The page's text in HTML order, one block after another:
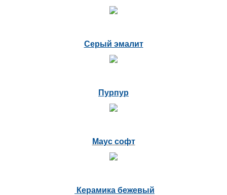
Серый эмалит
Пурпур
Маус софт
Керамика бежевый